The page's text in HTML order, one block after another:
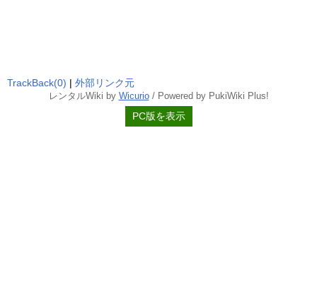
TrackBack(0) | 外部リンク元
レンタルWiki by Wicurio/ Powered by PukiWiki Plus!
PC版を表示